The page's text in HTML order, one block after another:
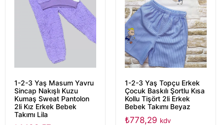
1-2-3 Yaş Masum Yavru
Sincap Nakışlı Kuzu
Kumaş Sweat Pantolon
2li Kız Erkek Bebek
Takımı Lila
1-2-3 Yaş Topçu Erkek
Çocuk Baskılı Şortlu Kısa
Kollu Tişört 2li Erkek
Bebek Takımı Beyaz
₺778,29 kdv